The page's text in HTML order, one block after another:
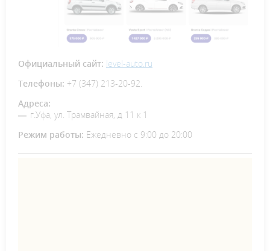
Официальный сайт: level-auto.ru
Телефоны: +7 (347) 213-20-92.
Адреса:
г.Уфа, ул. Трамвайная, д 11 к 1
Режим работы: Ежедневно с 9:00 до 20:00